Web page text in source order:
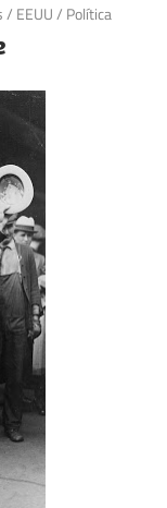
/ EEUU/ Política